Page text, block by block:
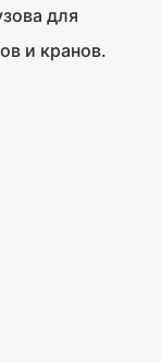
для
и кранов.